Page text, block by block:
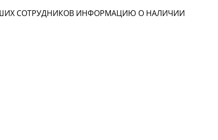
СОТРУДНИКОВ ИНФОРМАЦИЮ О НАЛИЧИИ